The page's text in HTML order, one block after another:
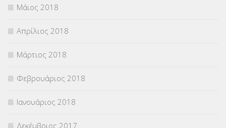
Μάιος 2018
Απρίλιος 2018
Μάρτιος 2018
Φεβρουάριος 2018
Ιανουάριος 2018
Δεκέμβριος 2017